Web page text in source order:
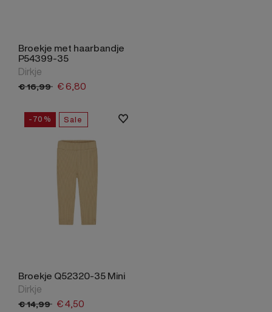
Broekje met haarbandje
P54399-35
Dirkje
€16,99 €6,80
-70% Sale
Broekje Q52320-35 Mini
Dirkje
€14,99 €4,50